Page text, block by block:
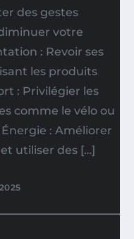
des gestes
votre
: Revoir ses
les produits
: Privilégier les
comme le vélo ou
: Améliorer
utiliser des […]